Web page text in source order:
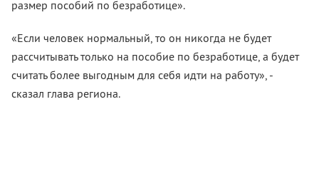
размер пособий по безработице».
«Если человек нормальный, то он никогда не будет
рассчитывать только на пособие по безработице, а будет
считать более выгодным для себя идти на работу», -
сказал глава региона.